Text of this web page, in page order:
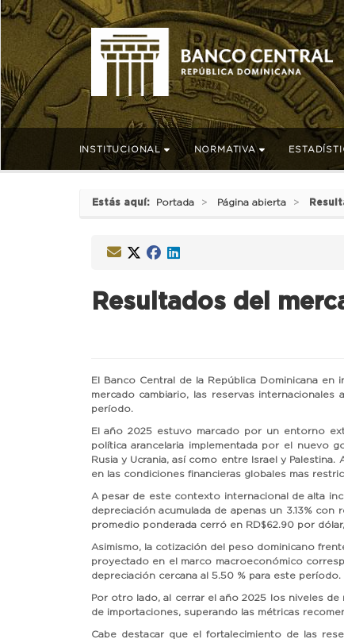
INSTITUCIONAL NORMATIVA
Estás aquí: Portada Página abierta
Resultados del
El Banco Central de la República Dominicana
mercado cambiario, las reservas
período.
El año 2025 estuvo marcado por un entorno
política arancelaria implementada por el nuevo
Rusia y Ucrania, así como entre Israel y
en las condiciones financieras globales mas
A pesar de este contexto internacional de alta
depreciación acumulada de apenas un 3.13%
promedio ponderada cerró en RD$62.90 por
Asimismo, la cotización del peso dominicano
proyectado en el marco macroeconómico
depreciación cercana al 5.50 % para este período.
Por otro lado, al cerrar el año 2025 los niveles de
de importaciones, superando las métricas
Cabe destacar que el fortalecimiento de las